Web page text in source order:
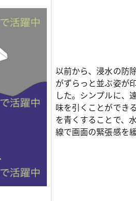
以前から、浸水の防
がずらっと並ぶ姿が
した。シンプルに、
味を引くことができ
を青くすることで、
線で画面の緊張感を